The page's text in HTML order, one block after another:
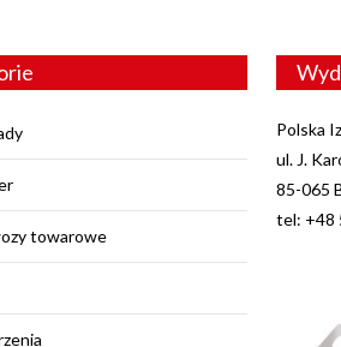
towarowe
Polska
ul. J.
85-065
tel: +48